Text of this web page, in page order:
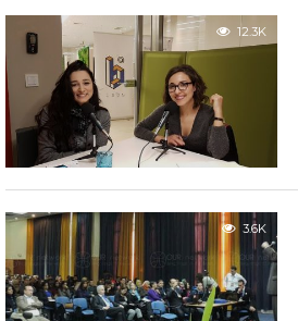
12.3K
3.6K